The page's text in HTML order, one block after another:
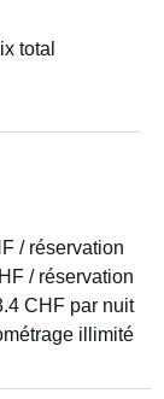
total
/ réservation
/ réservation
CHF par nuit
illimité